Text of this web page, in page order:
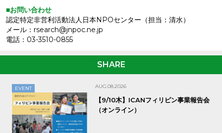
■お問い合わせ
認定特定非営利活動法人日本NPOセンター（担当：清水）
メール：rsearch@jnpoc.ne.jp
電話：03-3510-0855
SHARE
EVENT AUG.08.2026
【9/10木】ICANフィリピン事業報告会
（オンライン）